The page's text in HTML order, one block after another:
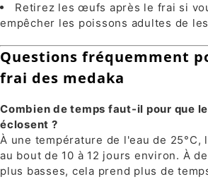
Retirez les œufs après le frai si
empêcher les poissons adultes de
Questions fréquemment
frai des medaka
Combien de temps faut-il pour que
éclosent ?
À une température de l'eau de
au bout de 10 à 12 jours environ. À
plus basses, cela prend plus de